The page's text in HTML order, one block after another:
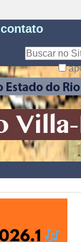
contato